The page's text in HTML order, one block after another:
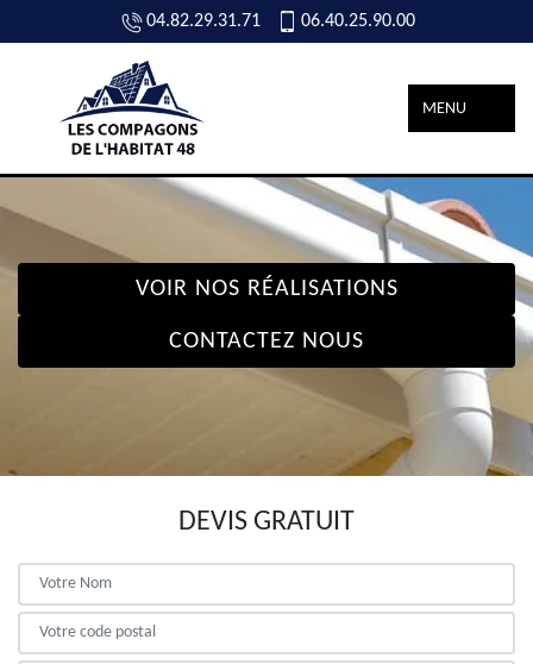
04.82.29.31.71 06.40.25.90.00
MENU
VOIR NOS RÉALISATIONS
CONTACTEZ NOUS
DEVIS GRATUIT